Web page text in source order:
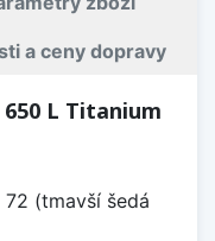
a ceny dopravy
L Titanium
72 (tmavší šedá